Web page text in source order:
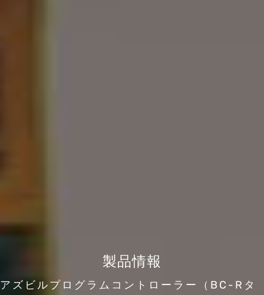
製品情報
アズビルプログラムコントローラー（BC-Rタ